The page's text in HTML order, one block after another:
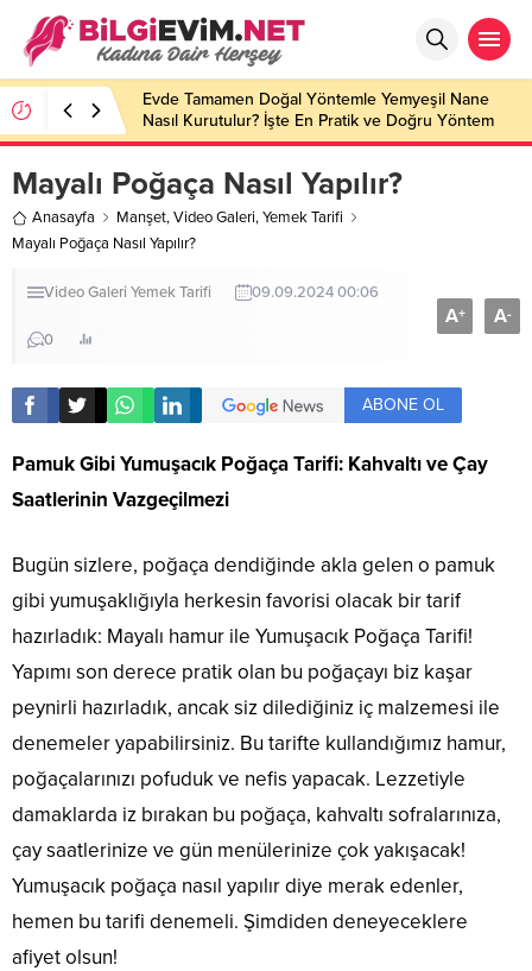
Evde Tamamen Doğal Yöntemle Yemyeşil Nane
Nasıl Kurutulur? İşte En Pratik ve Doğru Yöntem
Mayalı Poğaça Nasıl Yapılır?
Anasayfa Manşet,Video Galeri,Yemek Tarifi
Mayalı Poğaça Nasıl Yapılır?
Video Galeri Yemek Tarifi 09.09.2024 00:06
0
A+ A-
ABONE OL
Pamuk Gibi Yumuşacık Poğaça Tarifi: Kahvaltı ve Çay
Saatlerinin Vazgeçilmezi
Bugün sizlere, poğaça dendiğinde akla gelen o pamuk
gibi yumuşaklığıyla herkesin favorisi olacak bir tarif
hazırladık: Mayalı hamur ile Yumuşacık Poğaça Tarifi!
Yapımı son derece pratik olan bu poğaçayı biz kaşar
peynirli hazırladık, ancak siz dilediğiniz iç malzemesi ile
denemeler yapabilirsiniz. Bu tarifte kullandığımız hamur,
poğaçalarınızı pofuduk ve nefis yapacak. Lezzetiyle
damaklarda iz bırakan bu poğaça, kahvaltı sofralarınıza,
çay saatlerinize ve gün menülerinize çok yakışacak!
Yumuşacık poğaça nasıl yapılır diye merak edenler,
hemen bu tarifi denemeli. Şimdiden deneyeceklere
afiyet olsun!